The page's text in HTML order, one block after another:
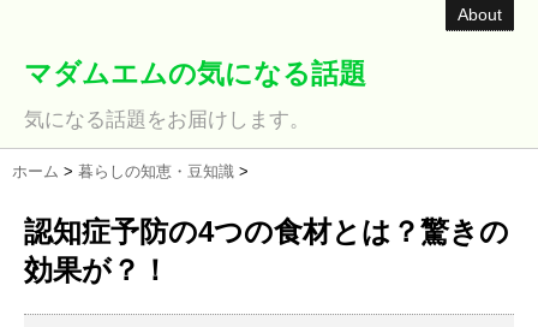
About
マダムエムの気になる話題
気になる話題をお届けします。
ホーム > 暮らしの知恵・豆知識 >
認知症予防の4つの食材とは？驚きの
効果が？！